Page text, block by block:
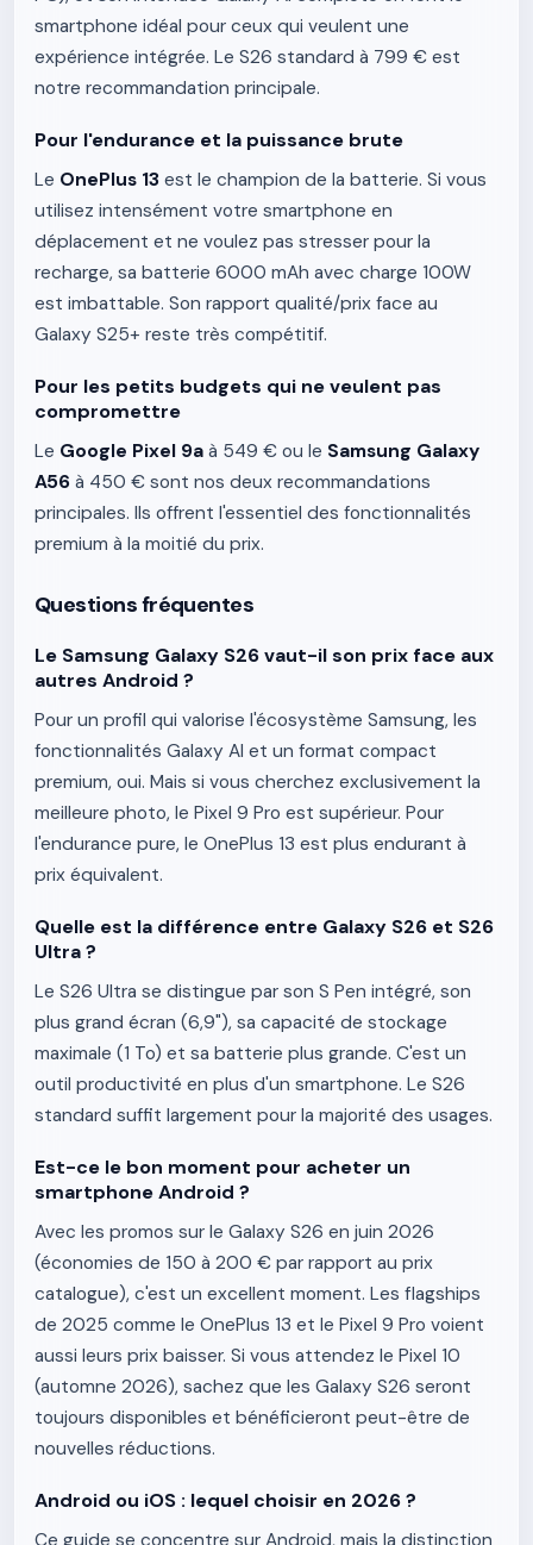
smartphone idéal pour ceux qui veulent une
expérience intégrée. Le S26 standard à 799 € est
notre recommandation principale.
Pour l'endurance et la puissance brute
Le OnePlus 13 est le champion de la batterie. Si vous
utilisez intensément votre smartphone en
déplacement et ne voulez pas stresser pour la
recharge, sa batterie 6000 mAh avec charge 100W
est imbattable. Son rapport qualité/prix face au
Galaxy S25+ reste très compétitif.
Pour les petits budgets qui ne veulent pas
compromettre
Le Google Pixel 9a à 549 € ou le Samsung Galaxy
A56 à 450 € sont nos deux recommandations
principales. Ils offrent l'essentiel des fonctionnalités
premium à la moitié du prix.
Questions fréquentes
Le Samsung Galaxy S26 vaut-il son prix face aux
autres Android ?
Pour un profil qui valorise l'écosystème Samsung, les
fonctionnalités Galaxy AI et un format compact
premium, oui. Mais si vous cherchez exclusivement la
meilleure photo, le Pixel 9 Pro est supérieur. Pour
l'endurance pure, le OnePlus 13 est plus endurant à
prix équivalent.
Quelle est la différence entre Galaxy S26 et S26
Ultra ?
Le S26 Ultra se distingue par son S Pen intégré, son
plus grand écran (6,9"), sa capacité de stockage
maximale (1 To) et sa batterie plus grande. C'est un
outil productivité en plus d'un smartphone. Le S26
standard suffit largement pour la majorité des usages.
Est-ce le bon moment pour acheter un
smartphone Android ?
Avec les promos sur le Galaxy S26 en juin 2026
(économies de 150 à 200 € par rapport au prix
catalogue), c'est un excellent moment. Les flagships
de 2025 comme le OnePlus 13 et le Pixel 9 Pro voient
aussi leurs prix baisser. Si vous attendez le Pixel 10
(automne 2026), sachez que les Galaxy S26 seront
toujours disponibles et bénéficieront peut-être de
nouvelles réductions.
Android ou iOS : lequel choisir en 2026 ?
Ce guide se concentre sur Android, mais la distinction